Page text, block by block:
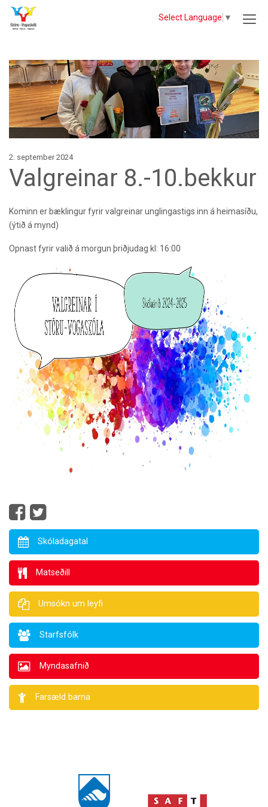
Select Language ▼
2. september 2024
Valgreinar 8.-10.bekkur
Kominn er bæklingur fyrir valgreinar unglingastigs inn á heimasíðu,
(ýtið á mynd)
Opnast fyrir valið á morgun þriðjudag kl: 16:00
Skóladagatal
Matseðill
Umsókn um leyfi
Starfsfólk
Myndasafnið
Farsæld barna